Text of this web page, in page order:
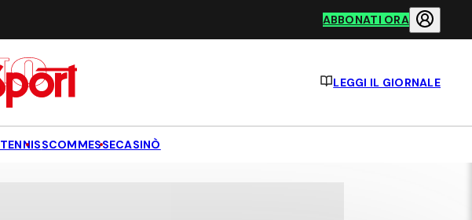
ABBONATI ORA
LEGGI IL GIORNALE
TENNISSCOMMESSECASINÒ